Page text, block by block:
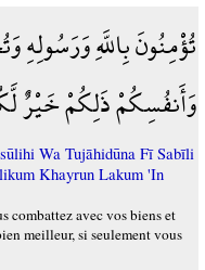
تُؤْمِنُونَ بِاللَّهِ
وَأَنفُسِكُمْ ذَلِكُمْ خَيْرٌ
Wa Tujāhidūna Fī Sabīli
Khayrun Lakum 'In
combattez avec vos biens et
meilleur, si seulement vous